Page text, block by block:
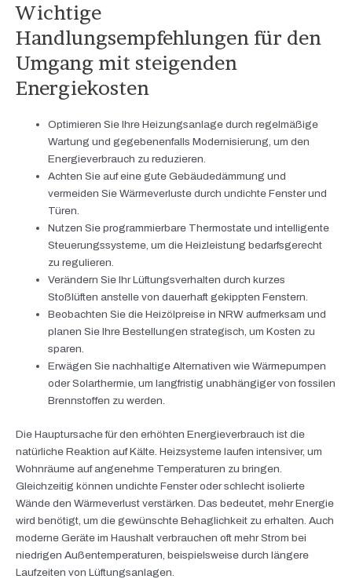
Wichtige
Handlungsempfehlungen für den
Umgang mit steigenden
Energiekosten
Optimieren Sie Ihre Heizungsanlage durch regelmäßige
Wartung und gegebenenfalls Modernisierung, um den
Energieverbrauch zu reduzieren.
Achten Sie auf eine gute Gebäudedämmung und
vermeiden Sie Wärmeverluste durch undichte Fenster und
Türen.
Nutzen Sie programmierbare Thermostate und intelligente
Steuerungssysteme, um die Heizleistung bedarfsgerecht
zu regulieren.
Verändern Sie Ihr Lüftungsverhalten durch kurzes
Stoßlüften anstelle von dauerhaft gekippten Fenstern.
Beobachten Sie die Heizölpreise in NRW aufmerksam und
planen Sie Ihre Bestellungen strategisch, um Kosten zu
sparen.
Erwägen Sie nachhaltige Alternativen wie Wärmepumpen
oder Solarthermie, um langfristig unabhängiger von fossilen
Brennstoffen zu werden.
Die Hauptursache für den erhöhten Energieverbrauch ist die
natürliche Reaktion auf Kälte. Heizsysteme laufen intensiver, um
Wohnräume auf angenehme Temperaturen zu bringen.
Gleichzeitig können undichte Fenster oder schlecht isolierte
Wände den Wärmeverlust verstärken. Das bedeutet, mehr Energie
wird benötigt, um die gewünschte Behaglichkeit zu erhalten. Auch
moderne Geräte im Haushalt verbrauchen oft mehr Strom bei
niedrigen Außentemperaturen, beispielsweise durch längere
Laufzeiten von Lüftungsanlagen.